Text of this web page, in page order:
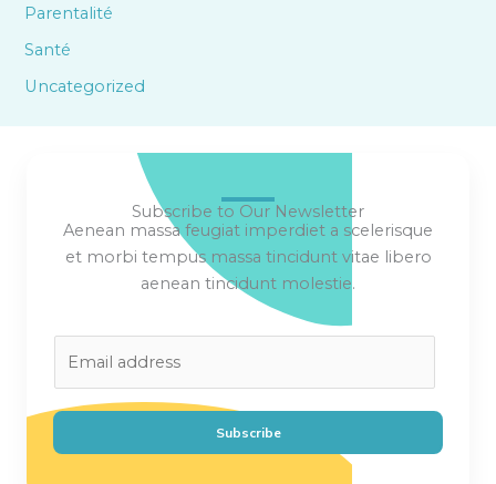
Parentalité
Santé
Uncategorized
Subscribe to Our Newsletter
Aenean massa feugiat imperdiet a scelerisque
et morbi tempus massa tincidunt vitae libero
aenean tincidunt molestie.
l
Subscribe